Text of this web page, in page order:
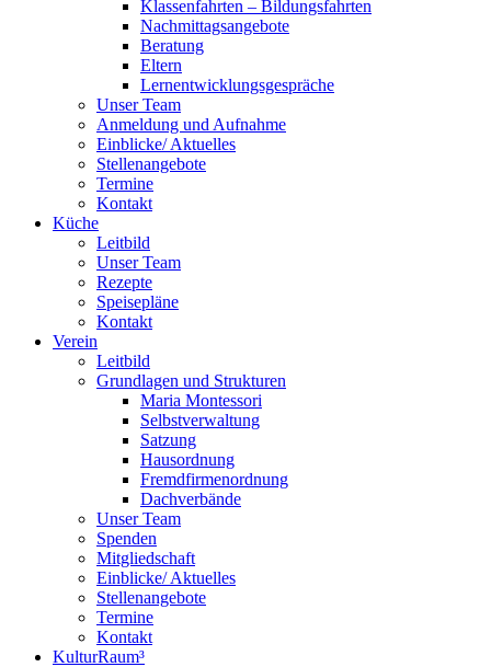
Klassenfahrten – Bildungsfahrten
Nachmittagsangebote
Beratung
Eltern
Lernentwicklungsgespräche
Unser Team
Anmeldung und Aufnahme
Einblicke/ Aktuelles
Stellenangebote
Termine
Kontakt
Küche
Leitbild
Unser Team
Rezepte
Speisepläne
Kontakt
Verein
Leitbild
Grundlagen und Strukturen
Maria Montessori
Selbstverwaltung
Satzung
Hausordnung
Fremdfirmenordnung
Dachverbände
Unser Team
Spenden
Mitgliedschaft
Einblicke/ Aktuelles
Stellenangebote
Termine
Kontakt
KulturRaum³